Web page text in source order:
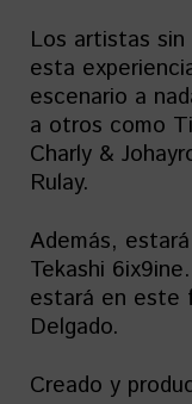
Los artistas
esta
escenario a
a otros como
Charly &
Rulay.
Además,
Tekashi
estará en este
Delgado.
Creado y